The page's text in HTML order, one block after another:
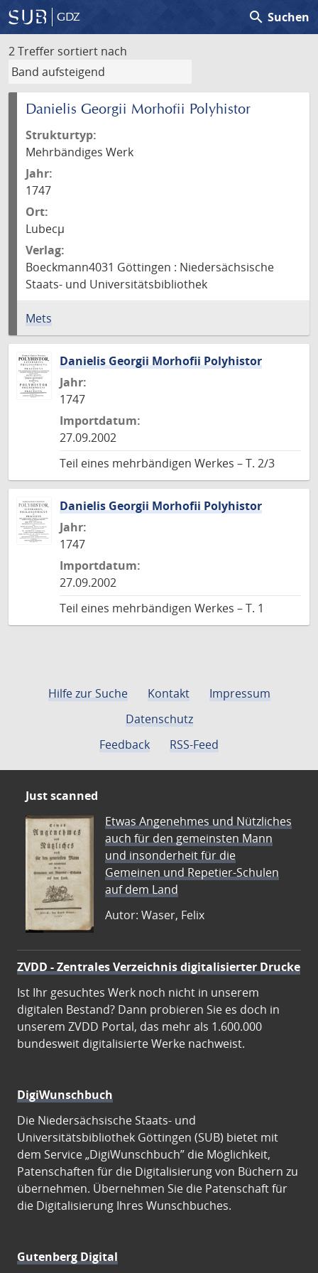
GDZ search Suchen
2 Treffer sortiert nach
Danielis Georgii Morhofii Polyhistor
Strukturtyp:
Mehrbändiges Werk
Jahr:
1747
Ort:
Lubecµ
Verlag:
Boeckmann4031 Göttingen : Niedersächsische
Staats- und Universitätsbibliothek
Mets
Danielis Georgii Morhofii Polyhistor
Jahr:
1747
Importdatum:
27.09.2002
Teil eines mehrbändigen Werkes – T. 2/3
Danielis Georgii Morhofii Polyhistor
Jahr:
1747
Importdatum:
27.09.2002
Teil eines mehrbändigen Werkes – T. 1
Hilfe zur Suche Kontakt
Impressum
Datenschutz
Feedback
RSS-Feed
Just scanned
Etwas Angenehmes und Nützliches
auch für den gemeinsten Mann
und insonderheit für die
Gemeinen und Repetier-Schulen
auf dem Land
Autor: Waser, Felix
ZVDD - Zentrales Verzeichnis digitalisierter Drucke
Ist Ihr gesuchtes Werk noch nicht in unserem
digitalen Bestand? Dann probieren Sie es doch in
unserem ZVDD Portal, das mehr als 1.600.000
bundesweit digitalisierte Werke nachweist.
DigiWunschbuch
Die Niedersächsische Staats- und
Universitätsbibliothek Göttingen (SUB) bietet mit
dem Service „DigiWunschbuch” die Möglichkeit,
Patenschaften für die Digitalisierung von Büchern zu
übernehmen. Übernehmen Sie die Patenschaft für
die Digitalisierung Ihres Wunschbuches.
Gutenberg Digital